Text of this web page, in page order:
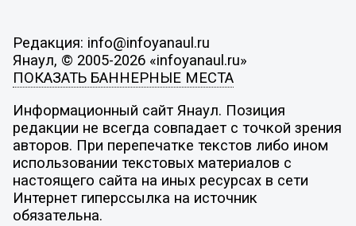
Редакция: info@infoyanaul.ru
Янаул, © 2005-2026 «infoyanaul.ru»
ПОКАЗАТЬ БАННЕРНЫЕ МЕСТА
Информационный сайт Янаул. Позиция
редакции не всегда совпадает с точкой зрения
авторов. При перепечатке текстов либо ином
использовании текстовых материалов с
настоящего сайта на иных ресурсах в сети
Интернет гиперссылка на источник
обязательна.